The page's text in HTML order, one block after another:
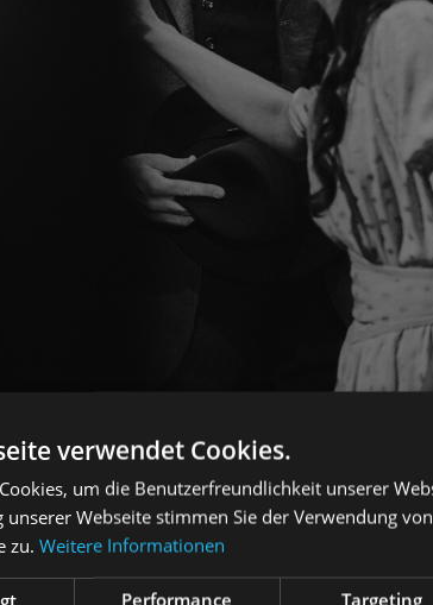
verwendet Cookies.
um die Benutzerfreundlichkeit unserer
Webseite stimmen Sie der Verwendung
zu. Weitere Informationen
Performance Targeting